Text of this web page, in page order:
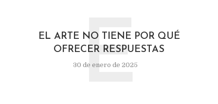
EL ARTE NO TIENE POR QUÉ
OFRECER RESPUESTAS
30 de enero de 2025
E